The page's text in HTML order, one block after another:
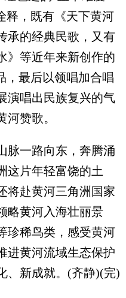
释，既有《天下黄河
承的经典民歌，又有
》等近年来新创作的
，最后以领唱加合唱
演唱出民族复兴的气
赞歌。
一路向东，奔腾涌
这片年轻富饶的土
将赴黄河三角洲国家
略黄河入海壮丽景
珍稀鸟类，感受黄河
进黄河流域生态保护
、新成就。(齐静)(完)